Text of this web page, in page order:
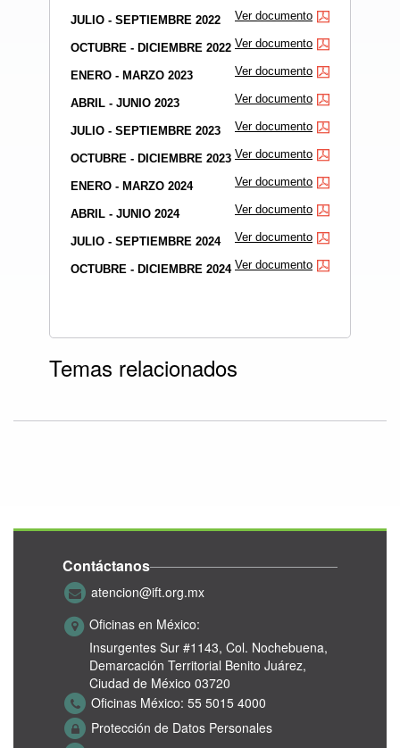
JULIO - SEPTIEMBRE 2022 Ver documento
OCTUBRE - DICIEMBRE 2022 Ver documento
ENERO - MARZO 2023 Ver documento
ABRIL - JUNIO 2023 Ver documento
JULIO - SEPTIEMBRE 2023 Ver documento
OCTUBRE - DICIEMBRE 2023 Ver documento
ENERO - MARZO 2024 Ver documento
ABRIL - JUNIO 2024 Ver documento
JULIO - SEPTIEMBRE 2024 Ver documento
OCTUBRE - DICIEMBRE 2024 Ver documento
Temas relacionados
Contáctanos
atencion@ift.org.mx
Oficinas en México:
Insurgentes Sur #1143, Col. Nochebuena,
Demarcación Territorial Benito Juárez,
Ciudad de México 03720
Oficinas México: 55 5015 4000
Protección de Datos Personales